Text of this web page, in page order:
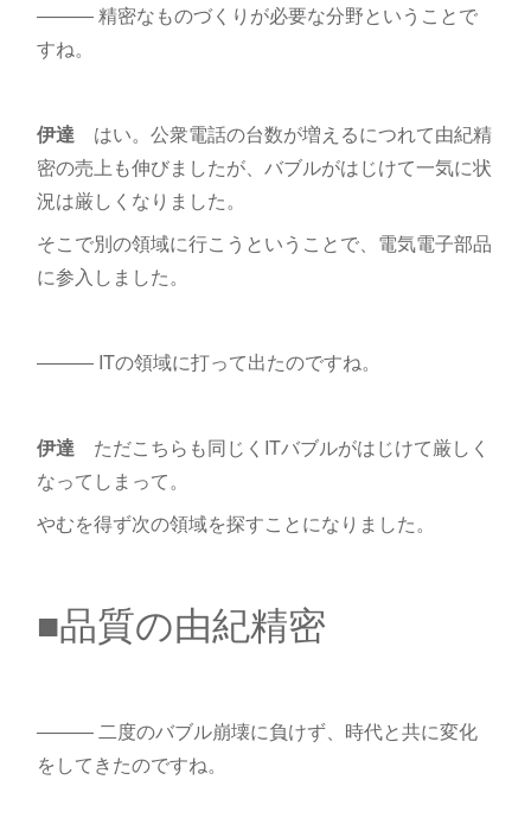
――― 精密なものづくりが必要な分野ということで
すね。
伊達はい。公衆電話の台数が増えるにつれて由紀精
密の売上も伸びましたが、バブルがはじけて一気に状
況は厳しくなりました。
そこで別の領域に行こうということで、電気電子部品
に参入しました。
――― ITの領域に打って出たのですね。
伊達ただこちらも同じくITバブルがはじけて厳しく
なってしまって。
やむを得ず次の領域を探すことになりました。
■品質の由紀精密
――― 二度のバブル崩壊に負けず、時代と共に変化
をしてきたのですね。